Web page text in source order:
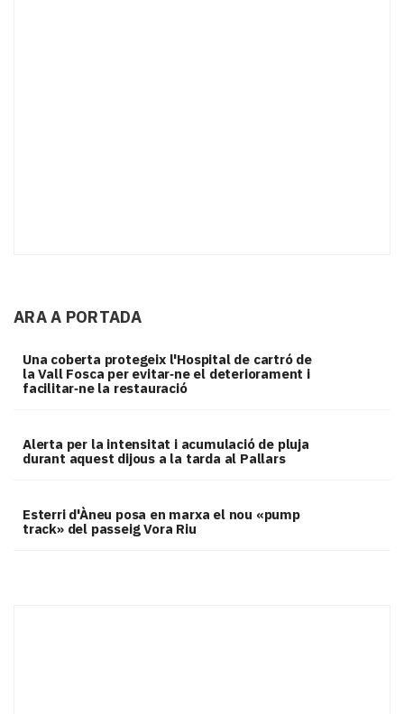
ARA A PORTADA
Una coberta protegeix l'Hospital de cartró de
la Vall Fosca per evitar‑ne el deteriorament i
facilitar‑ne la restauració
Alerta per la intensitat i acumulació de pluja
durant aquest dijous a la tarda al Pallars
Esterri d'Àneu posa en marxa el nou «pump
track» del passeig Vora Riu